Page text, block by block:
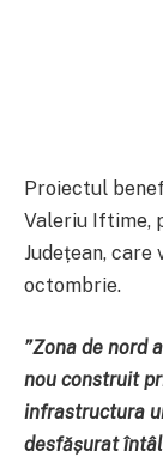
Proiectul
Valeriu Iftime,
Județean, care
octombrie.
”Zona de nord
nou construit
infrastructura
desfășurat